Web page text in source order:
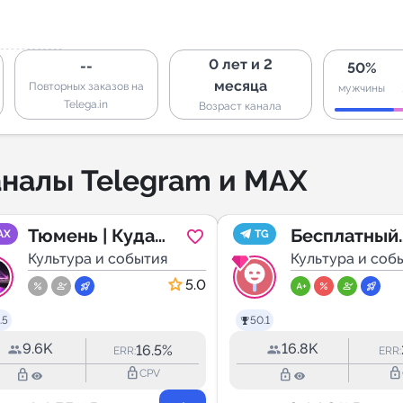
--
Повторных заказов на
Telega.in
0 лет и 2
месяца
Возраст канала
50%
мужчины
Telegram и MAX
Тюмень | Куда
сходить Max
Культура и события
5.0
9.6K ERR:16.5%
lock_outline lock_outlineCPV
TG
50.1
Бесплатный
Петербург |
Tadam
Культура и
16.8K ERR:
lock_outline lock_outline